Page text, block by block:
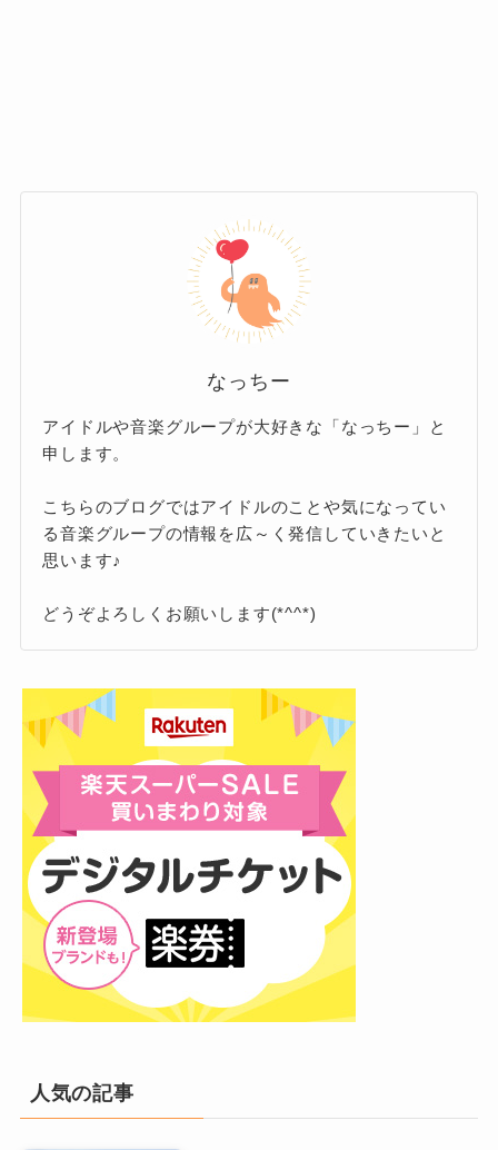
2位 松倉海斗
3位 宮近海斗
4位 七五三掛龍也
6位 川島如恵留
7位 吉澤閑也
首位を独走する松田元太くんは、バラエ
ティで披露する天然発言と底抜けの愛嬌
で視聴者をつかみ、Instagramリール合
計再生数はメンバー内でダントツ。
24年秋ドラマのコミカルな刑事役が当たり、一
般層まで“顔と名前”が浸透したことも大きいよう
なっちー
と、大活躍中ですよね！
圧倒的人気のメンバー
な人気を集めているのが「松田元太（ま
つだげんた）」くんなんです！
最新の人気順ランキングやSNS上の反響、
YouTube再生回数、InstagramやTikTokのハッシ
ュタグ数など、さまざまな指標を総合的に見る
と、今のトラジャで一番の注目株はやっぱり松
テレビやCM、バラエティでも見ない日は
ないと言われるほど露出が増えています
し、番組に出れば必ずと言っていいほど
SNSがザワつきます！
1番人気の理由は？
るのでしょうか？その理由は、一言では
なっちー
アイドルや音楽グループが大好きな「なっちー」と
申します。
こちらのブログではアイドルのことや気になってい
る音楽グループの情報を広～く発信していきたいと
思います♪
どうぞよろしくお願いします(*^^*)
人気の記事